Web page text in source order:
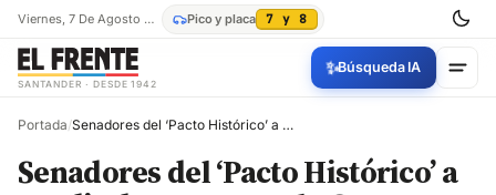
Viernes, 7 De Agosto De 2026 Pico y placa 7 y 8
SANTANDER · DESDE 1942
✨Búsqueda IA
Portada/ Senadores del ‘Pacto Histórico’ a rendir descargos en la Corte
Senadores del ‘Pacto Histórico’ a